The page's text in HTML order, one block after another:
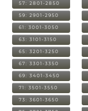
57: 2801-2850
59: 2901-2950
61: 3001-3050
63: 3101-3150
65: 3201-3250
67: 3301-3350
69: 3401-3450
71: 3501-3550
73: 3601-3650